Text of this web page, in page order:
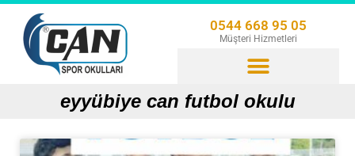
0544 668 95 05
Müşteri Hizmetleri
eyyübiye can futbol okulu